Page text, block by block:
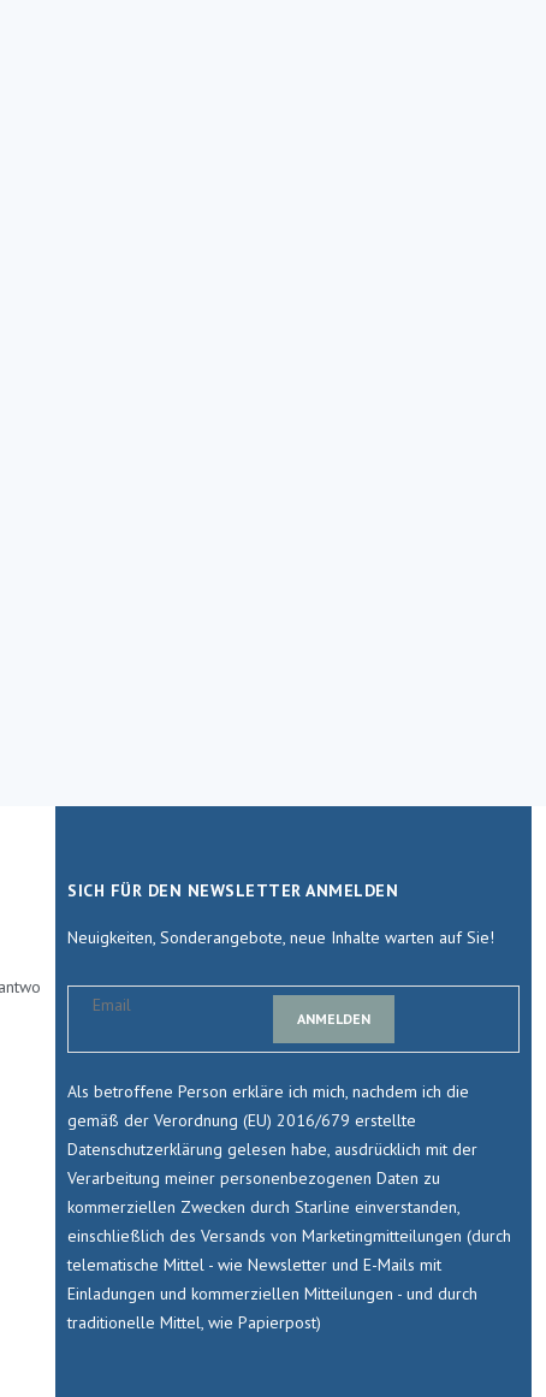
SICH FÜR DEN NEWSLETTER ANMELDEN
Neuigkeiten, Sonderangebote, neue Inhalte warten auf Sie!
ANMELDEN
Als betroffene Person erkläre ich mich, nachdem ich die
gemäß der Verordnung (EU) 2016/679 erstellte
Datenschutzerklärung gelesen habe, ausdrücklich mit der
Verarbeitung meiner personenbezogenen Daten zu
kommerziellen Zwecken durch Starline einverstanden,
einschließlich des Versands von Marketingmitteilungen (durch
telematische Mittel - wie Newsletter und E-Mails mit
Einladungen und kommerziellen Mitteilungen - und durch
traditionelle Mittel, wie Papierpost)